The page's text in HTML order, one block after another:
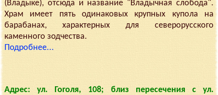
(Владыке), отсюда и название "Владычная слобода".
Храм имеет пять одинаковых крупных купола на
барабанах, характерных для северорусского
каменного зодчества.
Подробнее...
Адрес: ул. Гоголя, 108; близ пересечения с ул.